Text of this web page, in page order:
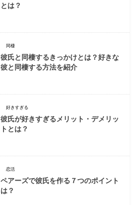
とは？
同棲
彼氏と同棲するきっかけとは？好きな
彼と同棲する方法を紹介
好きすぎる
彼氏が好きすぎるメリット・デメリッ
トとは？
恋活
ペアーズで彼氏を作る７つのポイント
は？